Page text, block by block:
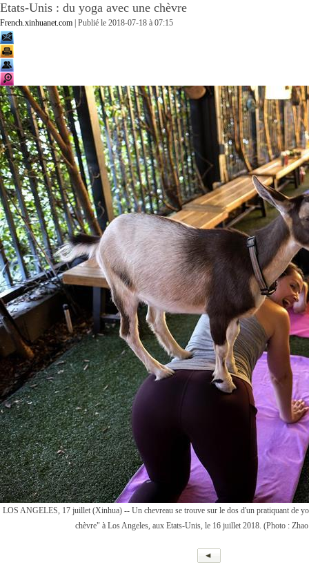
Etats-Unis : du yoga avec une chèvre
French.xinhuanet.com | Publié le 2018-07-18 à 07:15
LOS ANGELES, 17 juillet (Xinhua) -- Un chevreau se trouve sur le dos d'un pratiquant de
chèvre" à Los Angeles, aux Etats-Unis, le 16 juillet 2018. (Photo :